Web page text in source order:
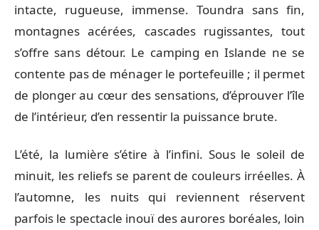
intacte, rugueuse, immense. Toundra sans fin,
montagnes acérées, cascades rugissantes, tout
s’offre sans détour. Le camping en Islande ne se
contente pas de ménager le portefeuille ; il permet
de plonger au cœur des sensations, d’éprouver l’île
de l’intérieur, d’en ressentir la puissance brute.
L’été, la lumière s’étire à l’infini. Sous le soleil de
minuit, les reliefs se parent de couleurs irréelles. À
l’automne, les nuits qui reviennent réservent
parfois le spectacle inouï des aurores boréales, loin